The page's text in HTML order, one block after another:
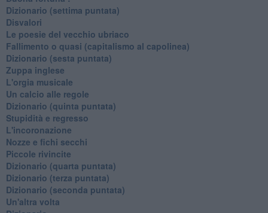
​Dizionario (settima puntata)
Disvalori
Le poesie del vecchio ubriaco
Fallimento o quasi (capitalismo al capolinea)
Dizionario (sesta puntata)
Zuppa inglese
L'orgia musicale
Un calcio alle regole
Dizionario (quinta puntata)
Stupidità e regresso
L'incoronazione
Nozze e fichi secchi
Piccole rivincite
​Dizionario (quarta puntata)
​Dizionario (terza puntata)
​Dizionario (seconda puntata)
Un'altra volta